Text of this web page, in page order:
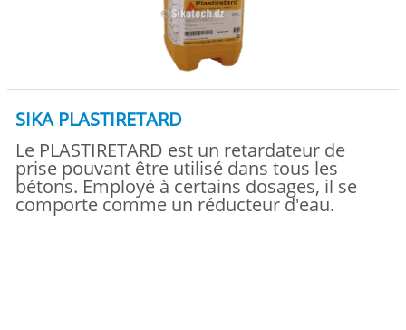
SIKA PLASTIRETARD
Le PLASTIRETARD est un retardateur de
prise pouvant être utilisé dans tous les
bétons. Employé à certains dosages, il se
comporte comme un réducteur d'eau.